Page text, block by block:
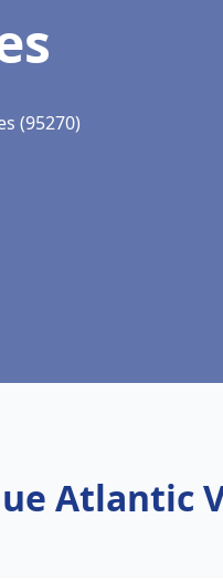
(95270)
Atlantic